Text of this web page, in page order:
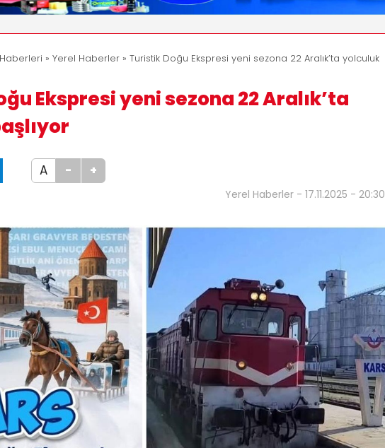
» Yerel Haberler » Turistik Doğu Ekspresi yeni sezona 22 Aralık’ta yolculuk
Ekspresi yeni sezona 22 Aralık’ta
A - +
Yerel Haberler - 17.11.2025 - 20:30